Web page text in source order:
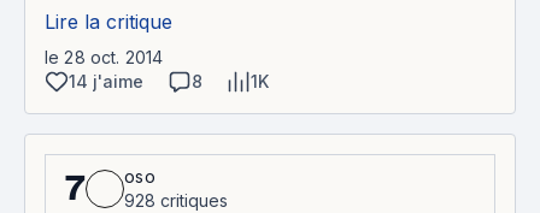
Lire la critique
le 28 oct. 2014
14 j'aime
8 1K
7
oso
928 critiques